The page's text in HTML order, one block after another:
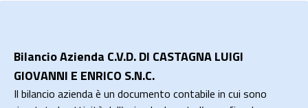
Bilancio Azienda C.V.D. DI CASTAGNA LUIGI
GIOVANNI E ENRICO S.N.C.
Il bilancio azienda è un documento contabile in cui sono